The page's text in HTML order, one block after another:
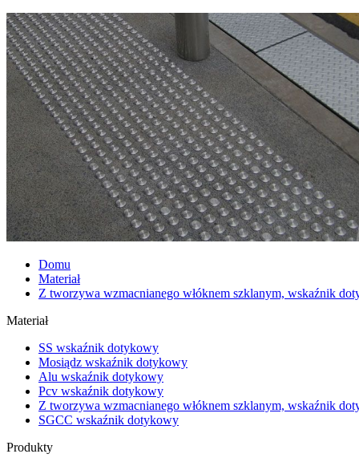
Domu
Materiał
Z tworzywa wzmacnianego włóknem szklanym, wskaźnik
Materiał
SS wskaźnik dotykowy
Mosiądz wskaźnik dotykowy
Alu wskaźnik dotykowy
Pcv wskaźnik dotykowy
Z tworzywa wzmacnianego włóknem szklanym, wskaźnik
SGCC wskaźnik dotykowy
Produkty